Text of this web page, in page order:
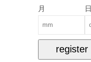
月 日
register